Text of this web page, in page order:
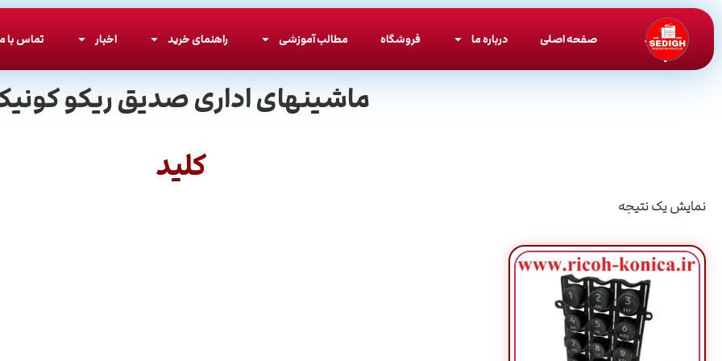
صفحه اصلی درباره ما فروشگاه مطالب آموزشی راهنمای خرید اخبار تماس با
ماشینهای اداری صدیق ریکو
کلید
نمایش یک نتیجه